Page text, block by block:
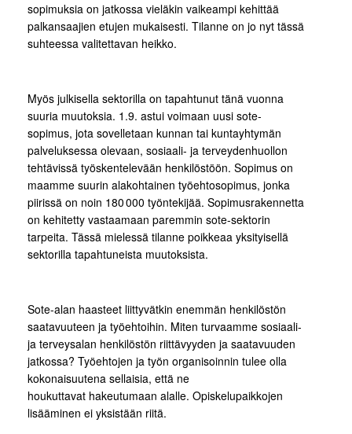
sopimuksia on jatkossa vieläkin vaikeampi kehittää
palkansaajien etujen mukaisesti. Tilanne on jo nyt tässä
suhteessa valitettavan heikko.
Myös julkisella sektorilla on tapahtunut tänä vuonna
suuria muutoksia. 1.9. astui voimaan uusi sote-
sopimus, jota sovelletaan kunnan tai kuntayhtymän
palveluksessa olevaan, sosiaali- ja terveydenhuollon
tehtävissä työskentelevään henkilöstöön. Sopimus on
maamme suurin alakohtainen työehtosopimus, jonka
piirissä on noin 180 000 työntekijää. Sopimusrakennetta
on kehitetty vastaamaan paremmin sote-sektorin
tarpeita. Tässä mielessä tilanne poikkeaa yksityisellä
sektorilla tapahtuneista muutoksista.
Sote-alan haasteet liittyvätkin enemmän henkilöstön
saatavuuteen ja työehtoihin. Miten turvaamme sosiaali-
ja terveysalan henkilöstön riittävyyden ja saatavuuden
jatkossa? Työehtojen ja työn organisoinnin tulee olla
kokonaisuutena sellaisia, että ne
houkuttavat hakeutumaan alalle. Opiskelupaikkojen
lisääminen ei yksistään riitä.